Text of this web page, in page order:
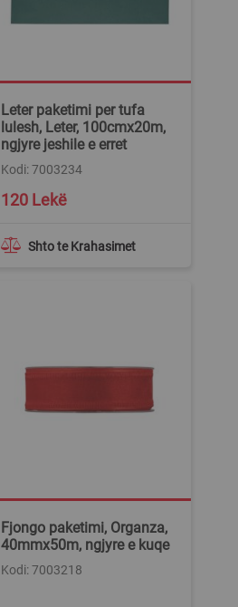
Leter paketimi per tufa
lulesh, Leter, 100cmx20m,
ngjyre jeshile e erret
Kodi: 7003234
Shto te Krahasimet
120 Lekë
Fjongo paketimi, Organza,
40mmx50m, ngjyre e kuqe
Kodi: 7003218